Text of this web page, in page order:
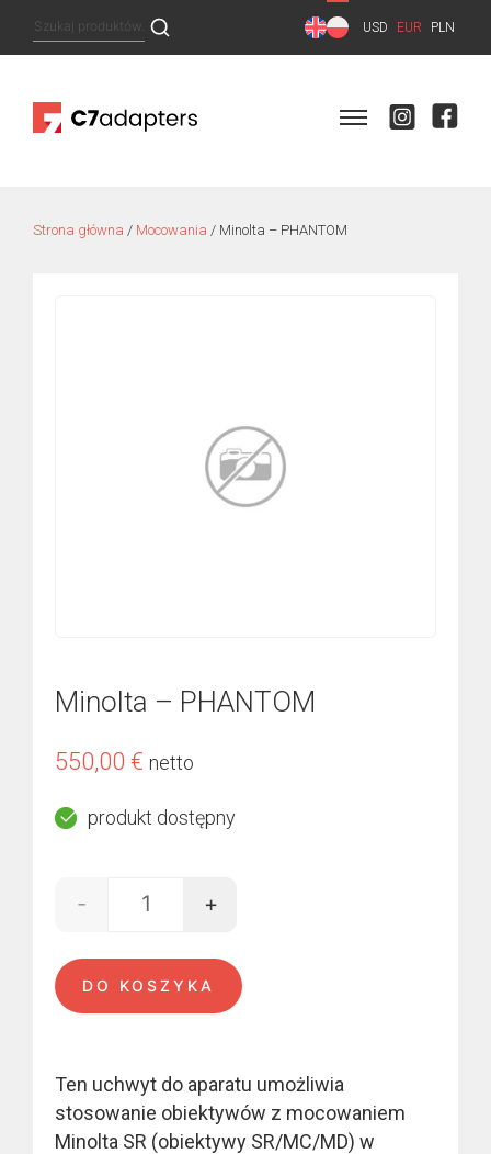
Szukaj: USD EUR PLN
Strona główna / Mocowania / Minolta – PHANTOM
Minolta – PHANTOM
550,00 € netto
produkt dostępny
ilość Minolta - PHANTOM
- +
DO KOSZYKA
Ten uchwyt do aparatu umożliwia
stosowanie obiektywów z mocowaniem
Minolta SR (obiektywy SR/MC/MD) w